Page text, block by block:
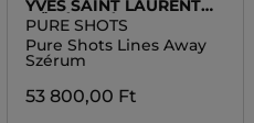
YVES SAINT LAURENT
BŐRÁPOLÁS
PURE SHOTS
Pure Shots Lines Away
Szérum
53 800,00 Ft